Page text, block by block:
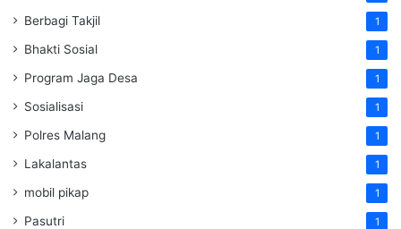
Berbagi Takjil 1
Bhakti Sosial 1
Program Jaga Desa 1
Sosialisasi 1
Polres Malang 1
Lakalantas 1
mobil pikap 1
Pasutri 1